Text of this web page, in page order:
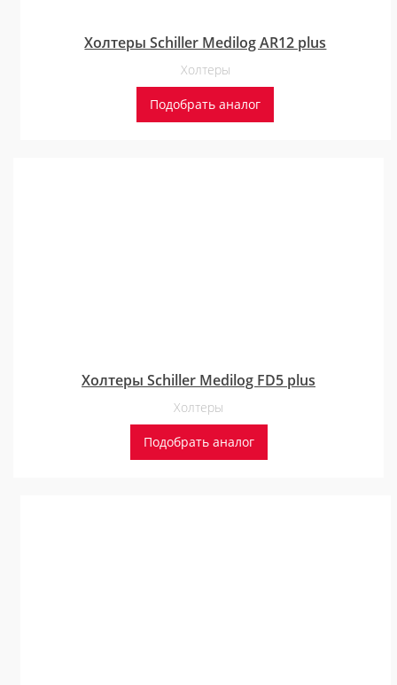
Холтеры Schiller Medilog AR12 plus
Холтеры
Подобрать аналог
Холтеры Schiller Medilog FD5 plus
Холтеры
Подобрать аналог